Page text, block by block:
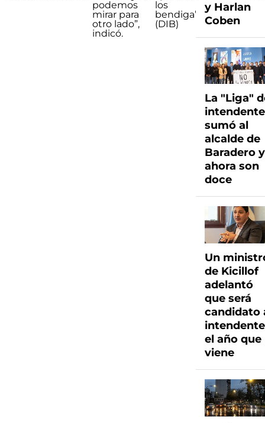
podemos
mirar para
otro lado”,
indicó.
los
bendiga”.
(DIB)
y Harlan
Coben
La "Liga"
sumó al
alcalde de
Baradero y
ahora son
doce
Un
de Kicillof
adelantó
que será
candidato
intendente
el año que
viene